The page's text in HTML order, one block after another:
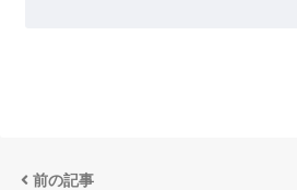
前の記事